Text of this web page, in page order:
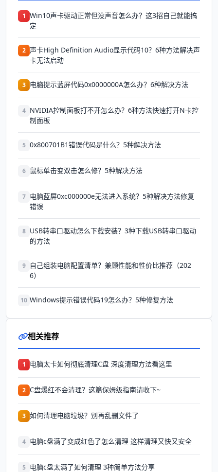
1 Win10声卡驱动正常但没声音怎么办？这3招自己就能搞
定
2 声卡High Definition Audio显示代码10？6种方法解决声
卡无法启动
3 电脑提示蓝屏代码0x0000000A怎么办？6种解决方法
4 NVIDIA控制面板打不开怎么办？6种方法快速打开N卡控
制面板
5 0x800701B1错误代码是什么？5种解决方法
6 鼠标单击变双击怎么修？5种解决方法
7 电脑蓝屏0xc000000e无法进入系统？5种解决方法修复
错误
8 USB转串口驱动怎么下载安装？3种下载USB转串口驱动
的方法
9
自己组装电脑配置清单？兼顾性能和性价比推荐（202
6）
10 Windows提示错误代码19怎么办？5种修复方法
相关推荐
1 电脑太卡如何彻底清理C盘 深度清理方法看这里
2 C盘爆红不会清理？这篇保姆级指南请收下~
3 如何清理电脑垃圾？别再乱删文件了
4 电脑c盘满了变成红色了怎么清理 这样清理又快又安全
5 电脑c盘太满了如何清理 3种简单方法分享